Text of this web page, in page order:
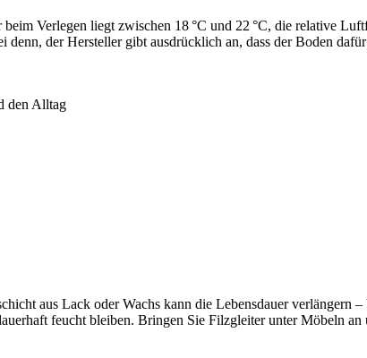
Verlegen liegt zwischen 18 °C und 22 °C, die relative
der Hersteller gibt ausdrücklich an, dass der Boden
den Alltag
aus Lack oder Wachs kann die Lebensdauer verlängern
feucht bleiben. Bringen Sie Filzgleiter unter Möbeln